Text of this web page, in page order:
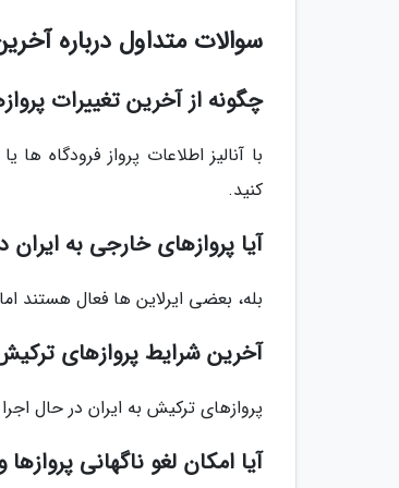
سوالات متداول درباره
چگونه از آخرین تغییرات
با آنالیز اطلاعات پرواز فرودگاه
کنید.
آیا پروازهای خارجی به
بله، بعضی ایرلاین ها فعال هستند
آخرین شرایط پروازهای
پروازهای ترکیش به ایران در حال
آیا امکان لغو ناگهانی